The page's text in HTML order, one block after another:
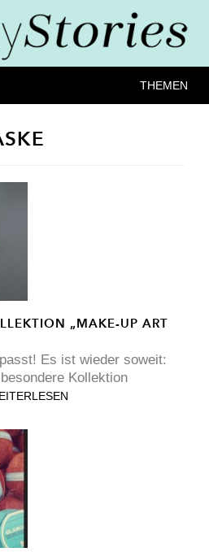
THEMEN
„MAKE-UP ART
Es ist wieder soweit:
Kollektion